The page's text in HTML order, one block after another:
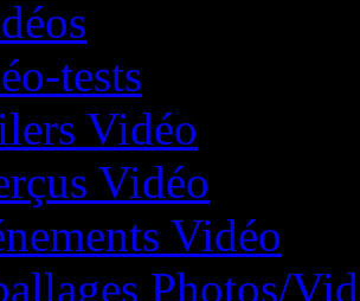
tests
Vidéo
Vidéo
Vidéo
Photos/